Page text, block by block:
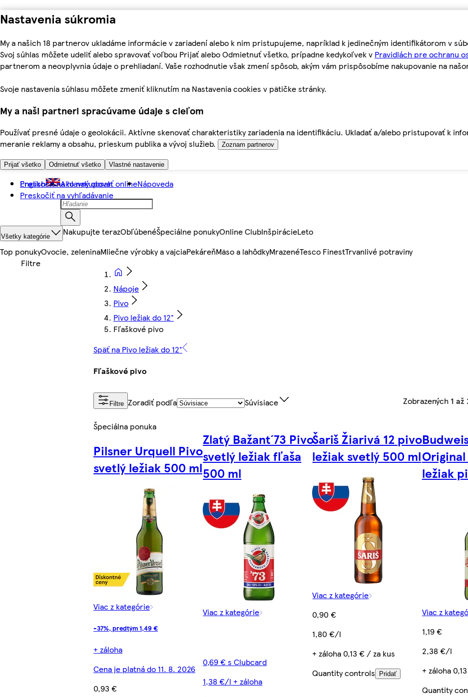
Nastavenia súkromia
My a našich 18 partnerov ukladáme informácie v zariadení alebo k nim pristupujeme, napríklad k jedinečným identifikátorom v
Svoj súhlas môžete udeliť alebo spravovať voľbou Prijať alebo Odmietnuť všetko, prípadne kedykoľvek v Pravidlách pre ochranu
partnerom a neovplyvnia údaje o prehliadaní. Vaše rozhodnutie však zmení spôsob, akým vám prispôsobíme nakupovanie na
Svoje nastavenia súhlasu môžete zmeniť kliknutím na Nastavenia cookies v pätičke stránky.
My a naši partneri spracúvame údaje s cieľom
Používať presné údaje o geolokácii. Aktívne skenovať charakteristiky zariadenia na identifikáciu. Ukladať a/alebo pristupovať k
meranie reklamy a obsahu, prieskum publika a vývoj služieb.
Zoznam partnerov
Prijať všetko Odmietnuť všetko Vlastné nastavenie
Preskočiť na hlavný obsah
Preskočiť na vyhľadávanie
English Ako nakupovať onlineNápoveda
Všetky kategórie Nakupujte terazObľúbenéŠpeciálne ponukyOnline ClubInšpirácieLeto
Top ponukyOvocie, zeleninaMliečne výrobky a vajciaPekáreňMäso a lahôdkyMrazenéTesco FinestTrvanlivé potraviny
Nápoje
Pivo
Pivo ležiak do 12°
Fľaškové pivo
Späť na Pivo ležiak do 12°
Fľaškové pivo
Filtre Zoradiť podľa Súvisiace Zobrazených 1 až
Špeciálna ponuka
Pilsner Urquell Pivo
svetlý ležiak 500 ml
Viac z kategórie
-37%, predtým 1,49 €
+ záloha
Cena je platná do 11. 8. 2026
0,93 €
Zlatý Bažant´73 Pivo
svetlý ležiak fľaša
500 ml
Viac z kategórie
0,69 € s Clubcard
1,38 €/l + záloha
Šariš Žiarivá 12 pivo
ležiak svetlý 500 ml
Viac z kategórie
0,90 €
1,80 €/l
+ záloha 0,13 € / za kus
Quantity controls
Pridať
ležiak
Viac z
1,19 €
2,38 €/l
+ záloha
Quantity